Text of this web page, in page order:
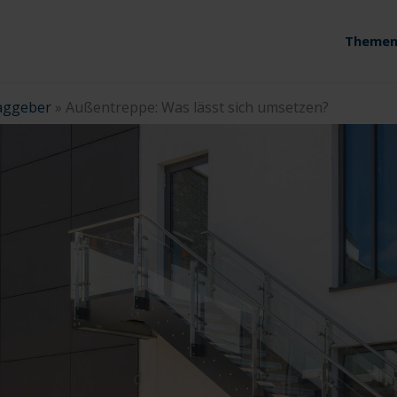
» Außentreppe: Was lässt sich umsetzen?